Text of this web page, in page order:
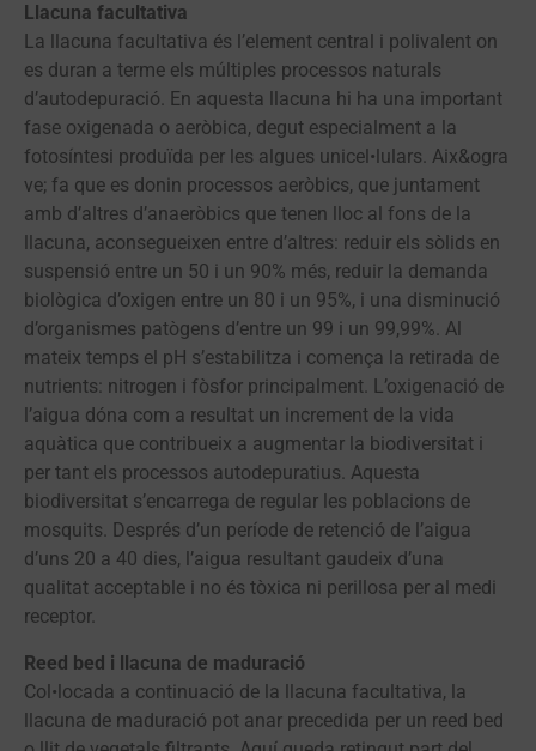
Llacuna facultativa
La llacuna facultativa és l’element central i polivalent on
es duran a terme els múltiples processos naturals
d’autodepuració. En aquesta llacuna hi ha una important
fase oxigenada o aeròbica, degut especialment a la
fotosíntesi produïda per les algues unicel•lulars. Aix&ogra
ve; fa que es donin processos aeròbics, que juntament
amb d’altres d’anaeròbics que tenen lloc al fons de la
llacuna, aconsegueixen entre d’altres: reduir els sòlids en
suspensió entre un 50 i un 90% més, reduir la demanda
biològica d’oxigen entre un 80 i un 95%, i una disminució
d’organismes patògens d’entre un 99 i un 99,99%. Al
mateix temps el pH s’estabilitza i comença la retirada de
nutrients: nitrogen i fòsfor principalment. L’oxigenació de
l’aigua dóna com a resultat un increment de la vida
aquàtica que contribueix a augmentar la biodiversitat i
per tant els processos autodepuratius. Aquesta
biodiversitat s’encarrega de regular les poblacions de
mosquits. Després d’un període de retenció de l’aigua
d’uns 20 a 40 dies, l’aigua resultant gaudeix d’una
qualitat acceptable i no és tòxica ni perillosa per al medi
receptor.
Reed bed i llacuna de maduració
Col•locada a continuació de la llacuna facultativa, la
llacuna de maduració pot anar precedida per un reed bed